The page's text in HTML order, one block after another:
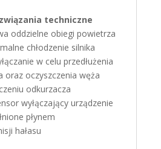
techniczne
oddzielne obiegi powietrza
chłodzenie silnika
w celu przedłużenia
oraz oczyszczenia węża
odkurzacza
wyłączający urządzenie
płynem
hałasu